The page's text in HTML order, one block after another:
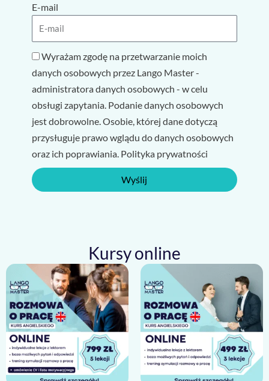
E-mail
Wyrażam zgodę na przetwarzanie moich
danych osobowych przez Lango Master -
administratora danych osobowych - w celu
obsługi zapytania. Podanie danych osobowych
jest dobrowolne. Osobie, której dane dotyczą
przysługuje prawo wglądu do danych osobowych
oraz ich poprawiania. Polityka prywatności
Wyślij
Kursy online